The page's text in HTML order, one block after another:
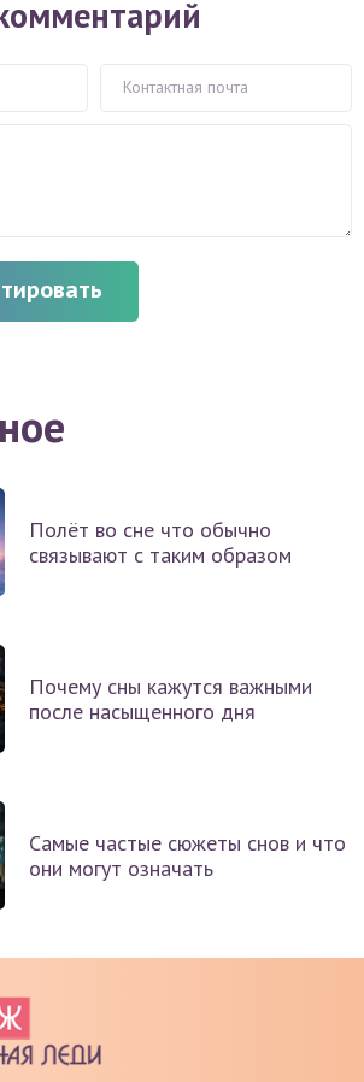
Полёт во сне что обычно
связывают с таким образом
Почему сны кажутся важными
после насыщенного дня
Самые частые сюжеты снов и что
они могут означать